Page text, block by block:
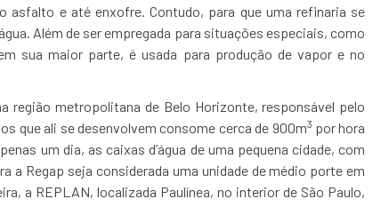
asfalto e até enxofre. Contudo, para que uma refinaria se
Além de ser empregada para situações especiais, como
sua maior parte, é usada para produção de vapor e no
região metropolitana de Belo Horizonte, responsável pelo
que ali se desenvolvem consome cerca de 900m3 por hora
um dia, as caixas d’água de uma pequena cidade, com
a Regap seja considerada uma unidade de médio porte em
a REPLAN, localizada Paulínea, no interior de São Paulo,